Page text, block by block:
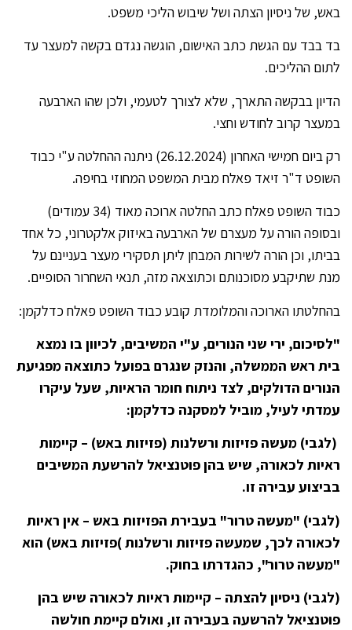
באש, של ניסיון הצתה ושל שיבוש הליכי משפט.
בד בבד עם הגשת כתב האישום, הוגשה נגדם בקשה למעצר עד
לתום ההליכים.
הדיון בבקשה התארך, שלא לצורך לטעמי, ולכן שהו הארבעה
במעצר קרוב לחודש וחצי.
רק ביום חמישי האחרון (26.12.2024) ניתנה ההחלטה ע"י כבוד
השופט ד"ר זיאד פאלח מבית המשפט המחוזי בחיפה.
כבוד השופט פאלח כתב החלטה ארוכה מאוד (34 עמודים)
ובסופה הורה על מעצרם של הארבעה באיזוק אלקטרוני, כל אחד
בביתו, וכן הורה לשירות המבחן ליתן תסקירי מעצר בעניינם על
מנת שתיקבע מסוכנותם וכתוצאה מזה, תנאי השחרור הסופיים.
בהחלטתו הארוכה והמלומדת קובע כבוד השופט פאלח כדלקמן:
"לסיכום, ירי שני הנורים, ע"י המשיבים, לכיוון בו נמצא
בית ראש הממשלה, והנזק שנגרם בפועל כתוצאה מפגיעת
הנורים הדולקים, לצד ניתוח חומר הראיות, שעל עיקרו
עמדתי לעיל, מוביל למסקנה כדלקמן:
(לגבי) מעשה פזיזות ורשלנות (פזיזות באש) – קיימות
ראיות לכאורה, שיש בהן פוטנציאל להרשעת המשיבים
בביצוע עבירה זו.
(לגבי) "מעשה טרור" בעבירת הפזיזות באש – אין ראיות
לכאורה לכך, שמעשה פזיזות ורשלנות)פזיזות באש) הוא
"מעשה טרור", כהגדרתו בחוק.
(לגבי) ניסיון להצתה – קיימות ראיות לכאורה שיש בהן
פוטנציאל להרשעה בעבירה זו, ואולם קיימת חולשה